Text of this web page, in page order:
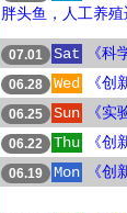
胖头鱼，人工养殖
07.01 Sat 《
06.28 Wed 《
06.25 Sun 《
06.22 Thu 《创
06.19 Mon 《